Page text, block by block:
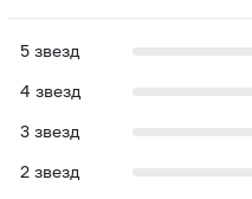
5звезд
4 звезд
3звезд
2звезд